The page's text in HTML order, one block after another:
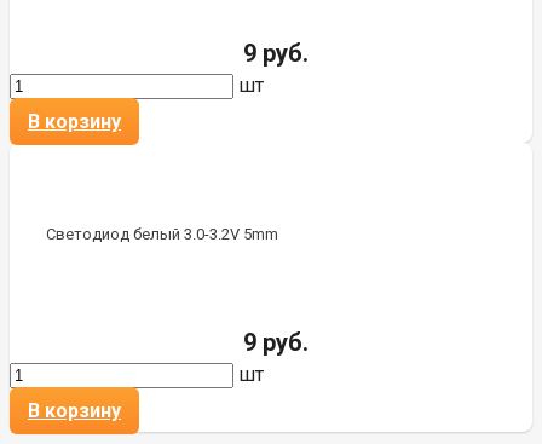
9 руб.
шт
В корзину
Светодиод белый 3.0-3.2V 5mm
9 руб.
шт
В корзину